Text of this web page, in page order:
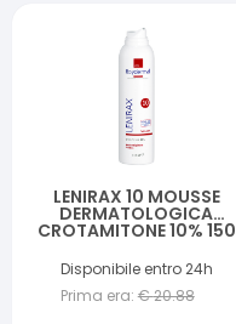
LENIRAX 10 MOUSSE
DERMATOLOGICA
CROTAMITONE 10% 150
Disponibile entro 24h
Prima era: €20.88